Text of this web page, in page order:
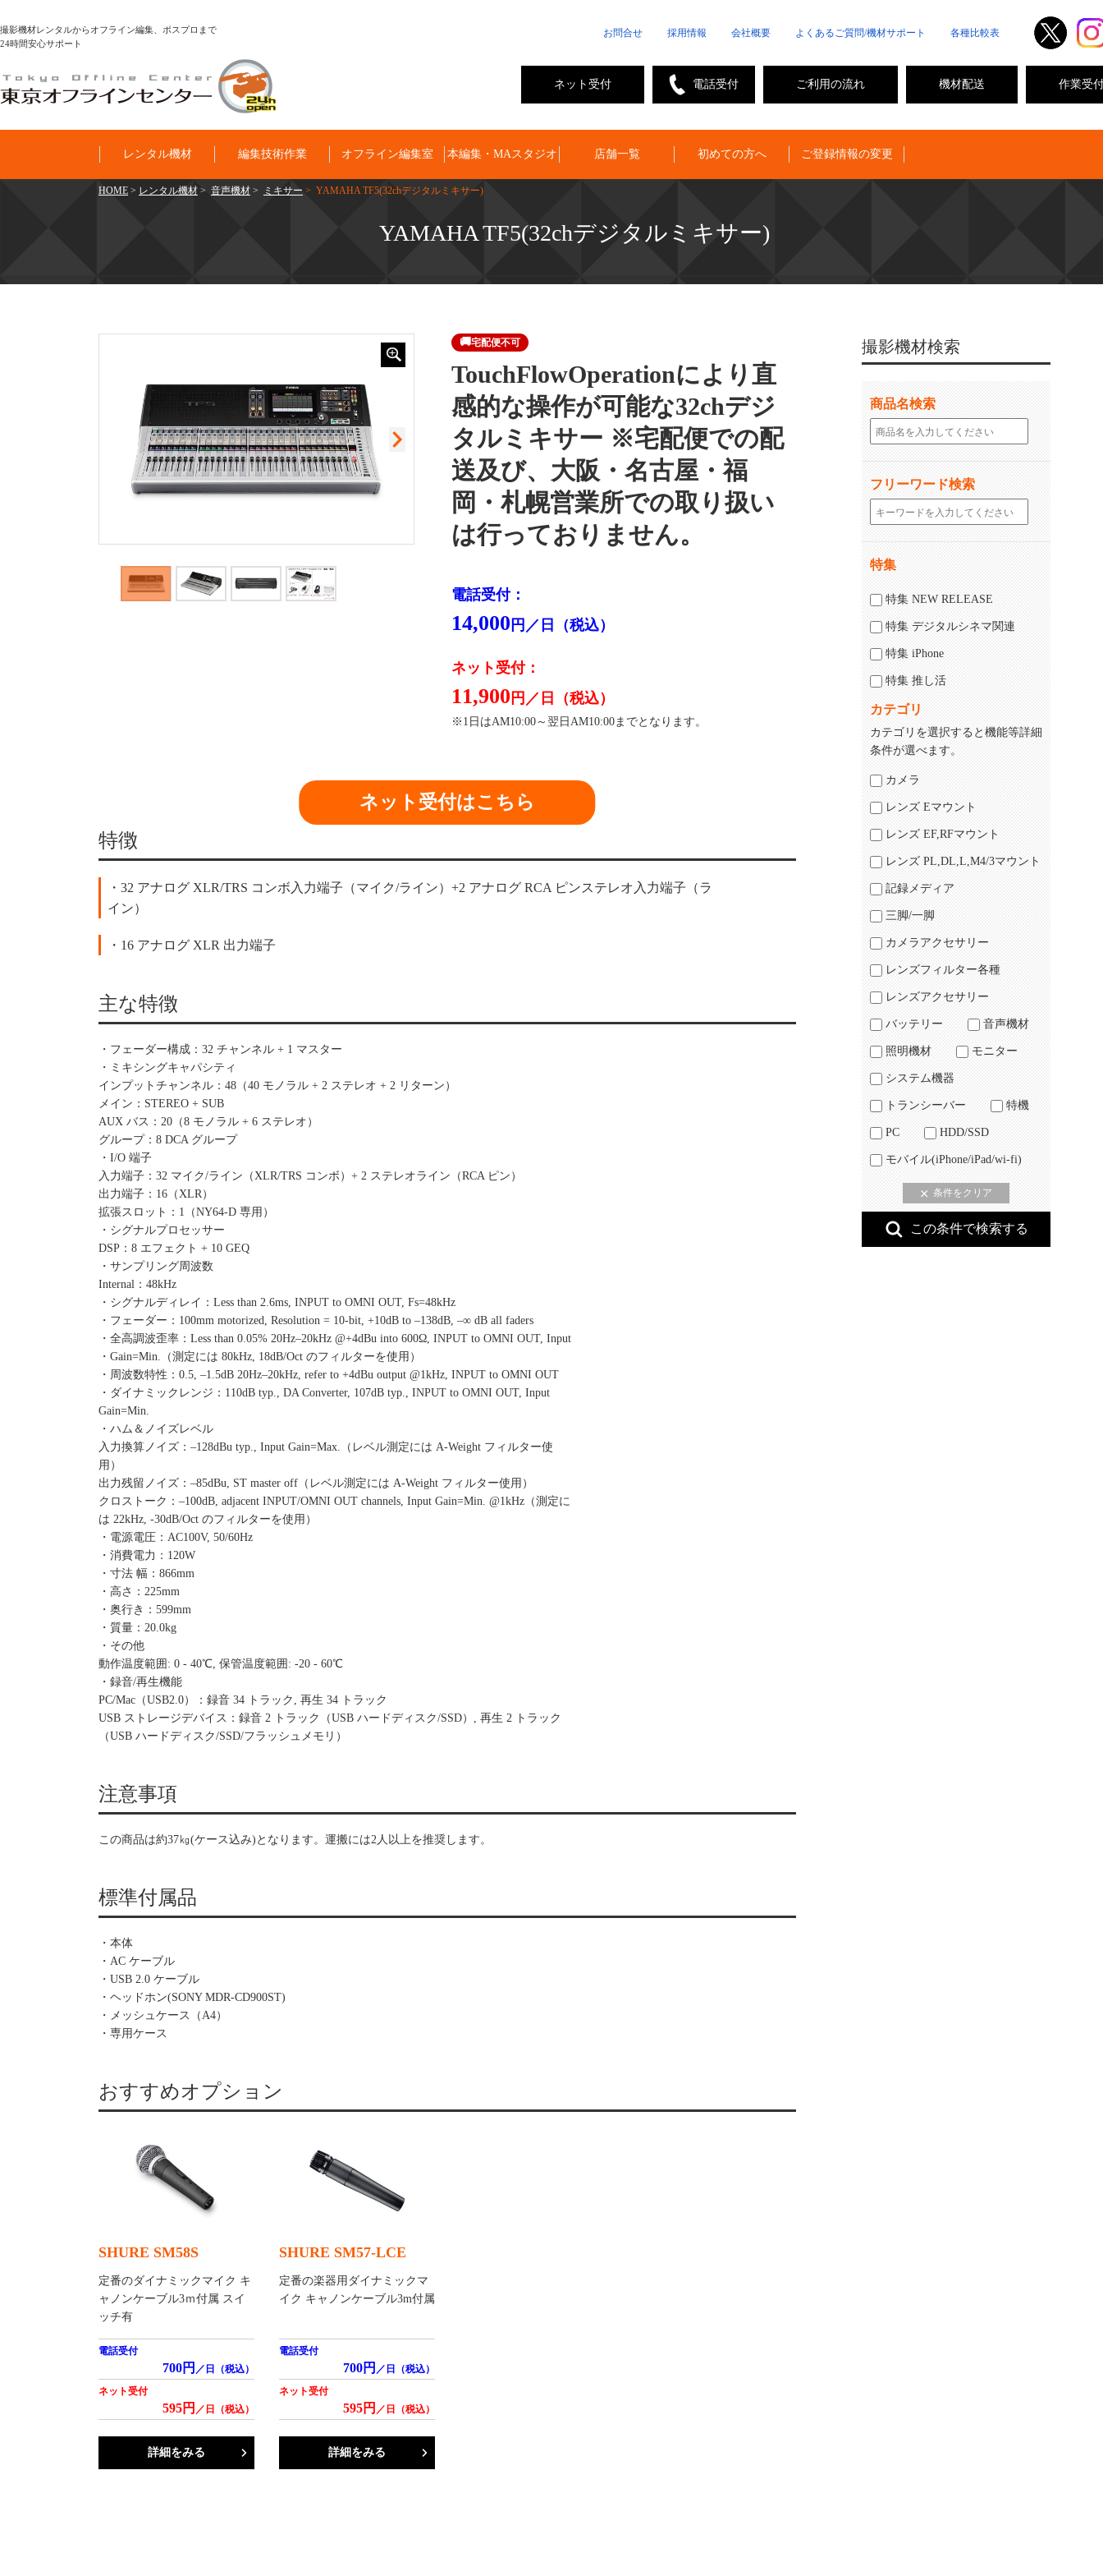
撮影機材レンタルからオフライン編集、ポスプロまで
24時間安心サポート
お問合せ 採用情報 会社概要 よくあるご質問/機材サポート 各種比較表
作業受
機材配送
ご利用の流れ
電話受付
ネット受付
レンタル機材 編集技術作業 オフライン編集室 本編集・MAスタジオ 店舗一覧 初めての方へ ご登録情報の変更
HOME > レンタル機材 > 音声機材 > ミキサー > YAMAHA TF5(32chデジタルミキサー)
YAMAHA TF5(32chデジタルミキサー)
🚚宅配便不可
TouchFlowOperationにより直
感的な操作が可能な32chデジ
タルミキサー ※宅配便での配
送及び、大阪・名古屋・福
岡・札幌営業所での取り扱い
は行っておりません。
電話受付：
14,000 円／日（税込）
ネット受付：
11,900 円／日（税込）
※1日はAM10:00～翌日AM10:00までとなります。
ネット受付はこちら
特徴
・32 アナログ XLR/TRS コンボ入力端子（マイク/ライン）+2 アナログ RCA ピンステレオ入力端子（ラ
イン）
・16 アナログ XLR 出力端子
主な特徴
・フェーダー構成：32 チャンネル + 1 マスター
・ミキシングキャパシティ
インプットチャンネル：48（40 モノラル + 2 ステレオ + 2 リターン）
メイン：STEREO + SUB
AUX バス：20（8 モノラル + 6 ステレオ）
グループ：8 DCA グループ
・I/O 端子
入力端子：32 マイク/ライン（XLR/TRS コンボ）+ 2 ステレオライン（RCA ピン）
出力端子：16（XLR）
拡張スロット：1（NY64-D 専用）
・シグナルプロセッサー
DSP：8 エフェクト + 10 GEQ
・サンプリング周波数
Internal：48kHz
・シグナルディレイ：Less than 2.6ms, INPUT to OMNI OUT, Fs=48kHz
・フェーダー：100mm motorized, Resolution = 10-bit, +10dB to –138dB, –∞ dB all faders
・全高調波歪率：Less than 0.05% 20Hz–20kHz @+4dBu into 600Ω, INPUT to OMNI OUT, Input
・Gain=Min.（測定には 80kHz, 18dB/Oct のフィルターを使用）
・周波数特性：0.5, –1.5dB 20Hz–20kHz, refer to +4dBu output @1kHz, INPUT to OMNI OUT
・ダイナミックレンジ：110dB typ., DA Converter, 107dB typ., INPUT to OMNI OUT, Input
Gain=Min.
・ハム＆ノイズレベル
入力換算ノイズ：–128dBu typ., Input Gain=Max.（レベル測定には A-Weight フィルター使
用）
出力残留ノイズ：–85dBu, ST master off（レベル測定には A-Weight フィルター使用）
クロストーク：–100dB, adjacent INPUT/OMNI OUT channels, Input Gain=Min. @1kHz（測定に
は 22kHz, -30dB/Oct のフィルターを使用）
・電源電圧：AC100V, 50/60Hz
・消費電力：120W
・寸法 幅：866mm
・高さ：225mm
・奥行き：599mm
・質量：20.0kg
・その他
動作温度範囲: 0 - 40℃, 保管温度範囲: -20 - 60℃
・録音/再生機能
PC/Mac（USB2.0）：録音 34 トラック, 再生 34 トラック
USB ストレージデバイス：録音 2 トラック（USB ハードディスク/SSD）, 再生 2 トラック
（USB ハードディスク/SSD/フラッシュメモリ）
注意事項
この商品は約37㎏(ケース込み)となります。運搬には2人以上を推奨します。
標準付属品
・本体
・AC ケーブル
・USB 2.0 ケーブル
・ヘッドホン(SONY MDR-CD900ST)
・メッシュケース（A4）
・専用ケース
おすすめオプション
SHURE SM58S
定番のダイナミックマイク キ
ャノンケーブル3ｍ付属 スイ
ッチ有
電話受付
700円 ／日（税込）
ネット受付
595円 ／日（税込）
詳細をみる
SHURE SM57-LCE
定番の楽器用ダイナミックマ
イク キャノンケーブル3m付属
電話受付
700円 ／日（税込）
ネット受付
595円 ／日（税込）
詳細をみる
撮影機材検索
商品名検索
フリーワード検索
特集
特集 NEW RELEASE
特集 デジタルシネマ関連
特集 iPhone
特集 推し活
カテゴリ
カテゴリを選択すると機能等詳細
条件が選べます。
カメラ
レンズ Eマウント
レンズ EF,RFマウント
レンズ PL,DL,L,M4/3マウント
記録メディア
三脚/一脚
カメラアクセサリー
レンズフィルター各種
レンズアクセサリー
バッテリー 音声機材
照明機材 モニター
システム機器
トランシーバー 特機
PC HDD/SSD
モバイル(iPhone/iPad/wi-fi)